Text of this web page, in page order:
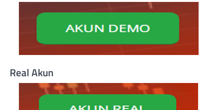
Real Akun